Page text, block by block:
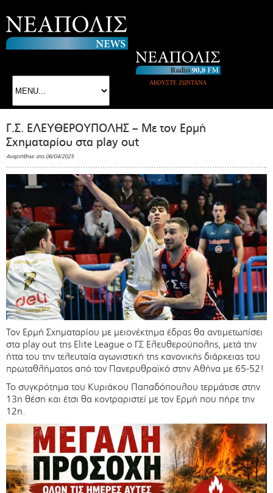
ΑΚΟΥΣΤΕ ΖΩΝΤΑΝΑ
Γ.Σ. ΕΛΕΥΘΕΡΟΥΠΟΛΗΣ – Με τον Ερμή
Σχηματαρίου στα play out
Αναρτήθηκε στις 06/04/2025
Τον Ερμή Σχηματαρίου με μειονέκτημα έδρας θα αντιμετωπίσει
στα play out της Elite League ο ΓΣ Ελευθερούπολης, μετά την
ήττα του την τελευταία αγωνιστική της κανονικής διάρκειας του
πρωταθλήματος από τον Πανερυθραϊκό στην Αθήνα με 65-52!
Το συγκρότημα του Κυριάκου Παπαδόπουλου τερμάτισε στην
13η θέση και έτσι θα κοντραριστεί με τον Ερμή που πήρε την
12η.